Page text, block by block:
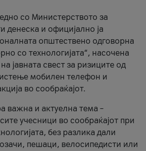
со Министерството за
денеска и официјално ја
општествено одговорна
со технологијата“, насочена
јавната свест за ризиците од
мобилен телефон и
во сообраќајот.
важна и актуелна тема –
учесници во сообраќајот при
без разлика дали
пешаци, велосипедисти или